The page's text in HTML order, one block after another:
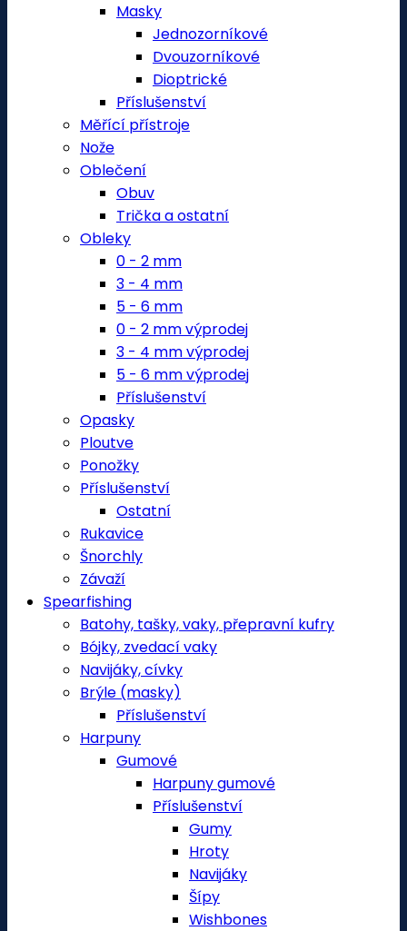
Masky
Jednozorníkové
Dvouzorníkové
Dioptrické
Příslušenství
Měřící přístroje
Nože
Oblečení
Obuv
Trička a ostatní
Obleky
0 - 2 mm
3 - 4 mm
5 - 6 mm
0 - 2 mm výprodej
3 - 4 mm výprodej
5 - 6 mm výprodej
Příslušenství
Opasky
Ploutve
Ponožky
Příslušenství
Ostatní
Rukavice
Šnorchly
Závaží
Spearfishing
Batohy, tašky, vaky, přepravní kufry
Bójky, zvedací vaky
Navijáky, cívky
Brýle (masky)
Příslušenství
Harpuny
Gumové
Harpuny gumové
Příslušenství
Gumy
Hroty
Navijáky
Šípy
Wishbones